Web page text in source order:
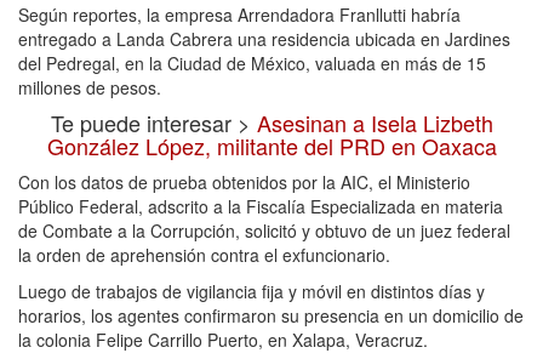
Según reportes, la empresa Arrendadora Franllutti habría
entregado a Landa Cabrera una residencia ubicada en Jardines
del Pedregal, en la Ciudad de México, valuada en más de 15
millones de pesos.
Te puede interesar > Asesinan a Isela Lizbeth
González López, militante del PRD en Oaxaca
Con los datos de prueba obtenidos por la AIC, el Ministerio
Público Federal, adscrito a la Fiscalía Especializada en materia
de Combate a la Corrupción, solicitó y obtuvo de un juez federal
la orden de aprehensión contra el exfuncionario.
Luego de trabajos de vigilancia fija y móvil en distintos días y
horarios, los agentes confirmaron su presencia en un domicilio de
la colonia Felipe Carrillo Puerto, en Xalapa, Veracruz.